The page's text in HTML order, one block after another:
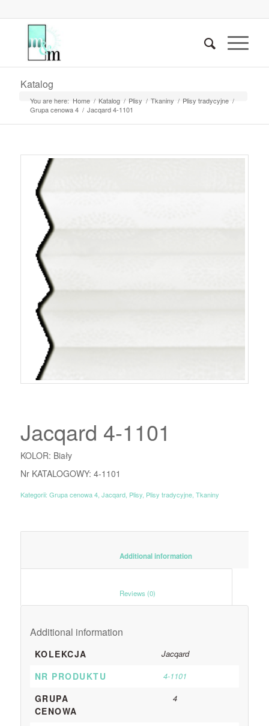
Katalog
You are here: Home / Katalog / Plisy / Tkaniny / Plisy tradycyjne /
Grupa cenowa 4 / Jacqard 4-1101
Jacqard 4-1101
KOLOR: Biały
Nr KATALOGOWY: 4-1101
Kategorii: Grupa cenowa 4, Jacqard, Plisy, Plisy tradycyjne, Tkaniny
						Additional information
Additional information
KOLEKCJA Jacqard
NR PRODUKTU 4-1101
GRUPA
CENOWA
4